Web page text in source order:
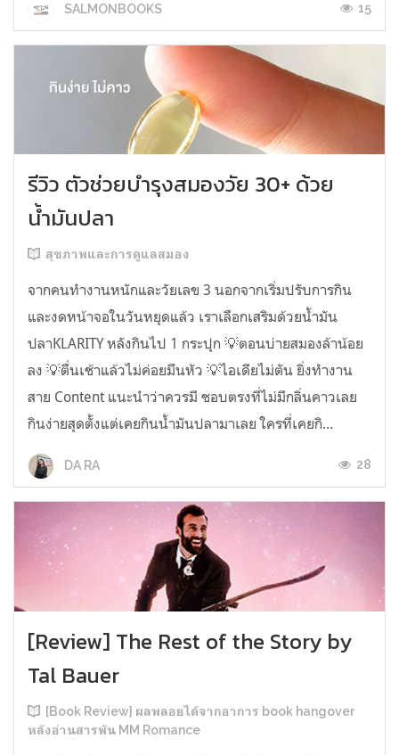
SALMONBOOKS 15
รีวิว ตัวช่วยบำรุงสมองวัย 30+ ด้วย
น้ำมันปลา
สุขภาพและการดูแลสมอง
จากคนทำงานหนักและวัยเลข 3 นอกจากเริ่มปรับการกิน
และงดหน้าจอในวันหยุดแล้ว เราเลือกเสริมด้วยน้ำมัน
ปลาKLARITY หลังกินไป 1 กระปุก 💡ตอนบ่ายสมองล้าน้อย
ลง 💡ตื่นเช้าแล้วไม่ค่อยมึนหัว 💡ไอเดียไม่ตัน ยิ่งทำงาน
สาย Content แนะนำว่าควรมี ชอบตรงที่ไม่มีกลิ่นคาวเลย
กินง่ายสุดตั้งแต่เคยกินน้ำมันปลามาเลย ใครที่เคยกิ...
DA RA 28
[Review] The Rest of the Story by
Tal Bauer
[Book Review] ผลพลอยได้จากอาการ book hangover
หลังอ่านสารพัน MM Romance